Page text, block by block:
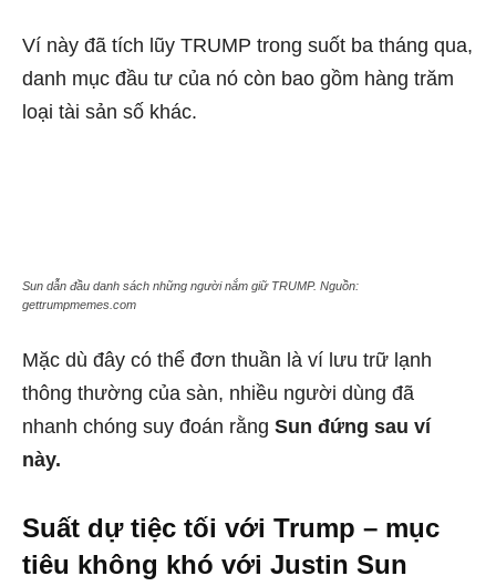
Ví này đã tích lũy TRUMP trong suốt ba tháng qua,
danh mục đầu tư của nó còn bao gồm hàng trăm
loại tài sản số khác.
Sun dẫn đầu danh sách những người nắm giữ TRUMP. Nguồn:
gettrumpmemes.com
Mặc dù đây có thể đơn thuần là ví lưu trữ lạnh
thông thường của sàn, nhiều người dùng đã
nhanh chóng suy đoán rằng Sun đứng sau ví
này.
Suất dự tiệc tối với Trump – mục
tiêu không khó với Justin Sun